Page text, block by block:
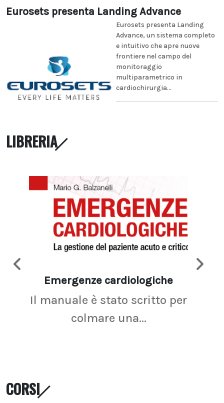
Eurosets presenta Landing Advance
Eurosets presenta Landing
Advance, un sistema completo
e intuitivo che apre nuove
frontiere nel campo del
monitoraggio
multiparametrico in
cardiochirurgia...
LIBRERIA
Emergenze cardiologiche
Il manuale è stato scritto per
colmare una...
CORSI